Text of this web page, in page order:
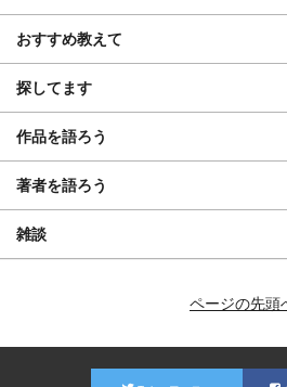
おすすめ教えて
探してます
作品を語ろう
著者を語ろう
雑談
ページの先頭